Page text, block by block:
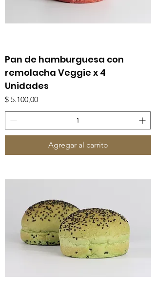
Pan de hamburguesa con
remolacha Veggie x 4
Unidades
Precio
$ 5.100,00
Agregar al carrito